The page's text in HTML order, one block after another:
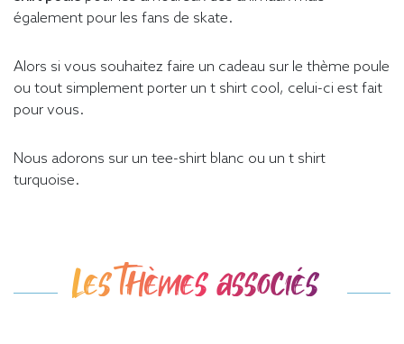
également pour les fans de skate.
Alors si vous souhaitez faire un cadeau sur le thème poule
ou tout simplement porter un t shirt cool, celui-ci est fait
pour vous.
Nous adorons sur un tee-shirt blanc ou un t shirt
turquoise.
Les thèmes associés